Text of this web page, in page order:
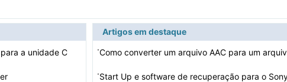
a unidade C
Artigos em destaque
·
·Start Up e software de recuperação para o